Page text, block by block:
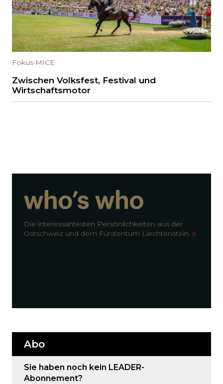
Fokus MICE
Zwischen Volksfest, Festival und
Wirtschaftsmotor
Die interessantesten Persönlichkeiten aus der
Ostschweiz und dem Fürstentum Liechtenstein.
Abo
Sie haben noch kein LEADER-
Abonnement?